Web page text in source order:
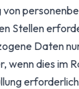
Stellen
Daten
wenn dies im